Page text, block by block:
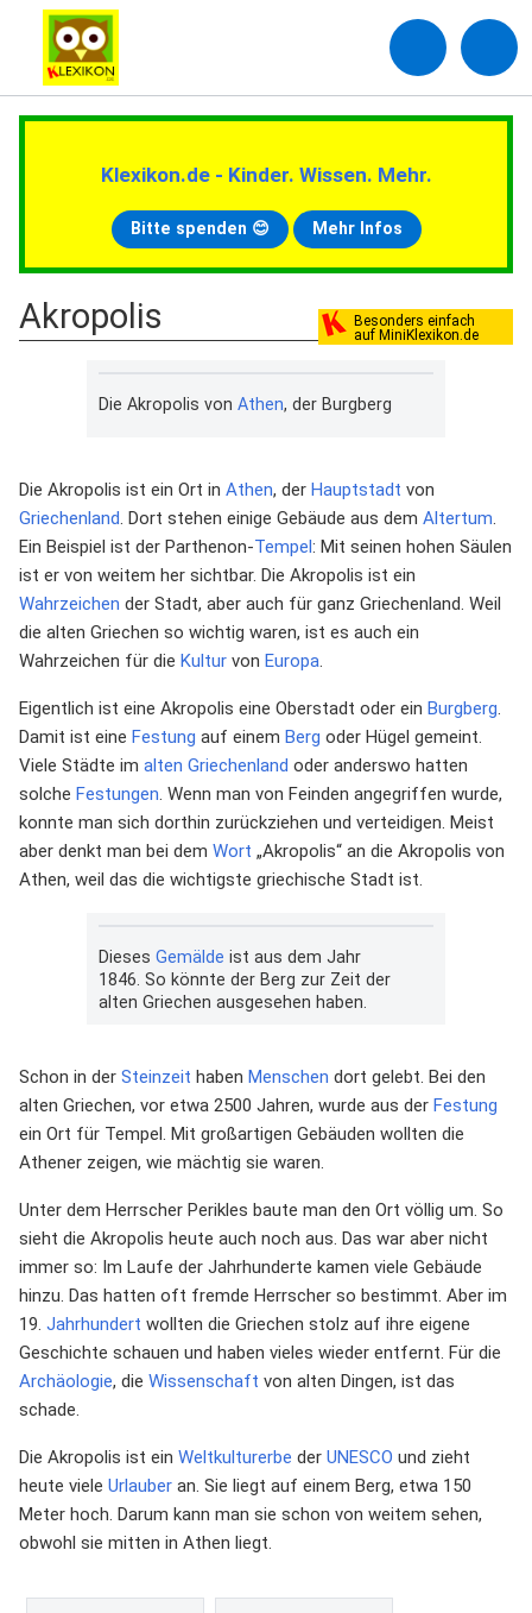
Klexikon.de - Kinder. Wissen. Mehr.
Bitte spenden 😊 Mehr Infos
Besonders einfach
auf MiniKlexikon.de
Akropolis
Die Akropolis von Athen, der Burgberg
Die Akropolis ist ein Ort in Athen, der Hauptstadt von
Griechenland. Dort stehen einige Gebäude aus dem Altertum.
Ein Beispiel ist der Parthenon-Tempel: Mit seinen hohen Säulen
ist er von weitem her sichtbar. Die Akropolis ist ein
Wahrzeichen der Stadt, aber auch für ganz Griechenland. Weil
die alten Griechen so wichtig waren, ist es auch ein
Wahrzeichen für die Kultur von Europa.
Eigentlich ist eine Akropolis eine Oberstadt oder ein Burgberg.
Damit ist eine Festung auf einem Berg oder Hügel gemeint.
Viele Städte im alten Griechenland oder anderswo hatten
solche Festungen. Wenn man von Feinden angegriffen wurde,
konnte man sich dorthin zurückziehen und verteidigen. Meist
aber denkt man bei dem Wort „Akropolis“ an die Akropolis von
Athen, weil das die wichtigste griechische Stadt ist.
Dieses Gemälde ist aus dem Jahr
1846. So könnte der Berg zur Zeit der
alten Griechen ausgesehen haben.
Schon in der Steinzeit haben Menschen dort gelebt. Bei den
alten Griechen, vor etwa 2500 Jahren, wurde aus der Festung
ein Ort für Tempel. Mit großartigen Gebäuden wollten die
Athener zeigen, wie mächtig sie waren.
Unter dem Herrscher Perikles baute man den Ort völlig um. So
sieht die Akropolis heute auch noch aus. Das war aber nicht
immer so: Im Laufe der Jahrhunderte kamen viele Gebäude
hinzu. Das hatten oft fremde Herrscher so bestimmt. Aber im
19. Jahrhundert wollten die Griechen stolz auf ihre eigene
Geschichte schauen und haben vieles wieder entfernt. Für die
Archäologie, die Wissenschaft von alten Dingen, ist das
schade.
Die Akropolis ist ein Weltkulturerbe der UNESCO und zieht
heute viele Urlauber an. Sie liegt auf einem Berg, etwa 150
Meter hoch. Darum kann man sie schon von weitem sehen,
obwohl sie mitten in Athen liegt.